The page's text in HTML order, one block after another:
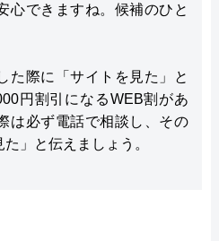
心できますね。候補のひと
た際に「サイトを見た」と
円割引になるWEB割があ
は必ず電話で相談し、その
」と伝えましょう。